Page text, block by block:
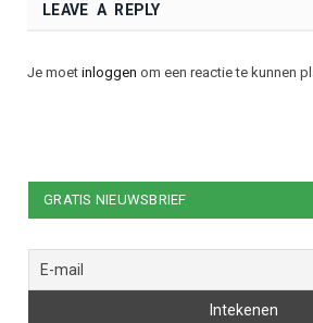
LEAVE A REPLY
Je moet inloggen om een reactie te kunnen
GRATIS NIEUWSBRIEF